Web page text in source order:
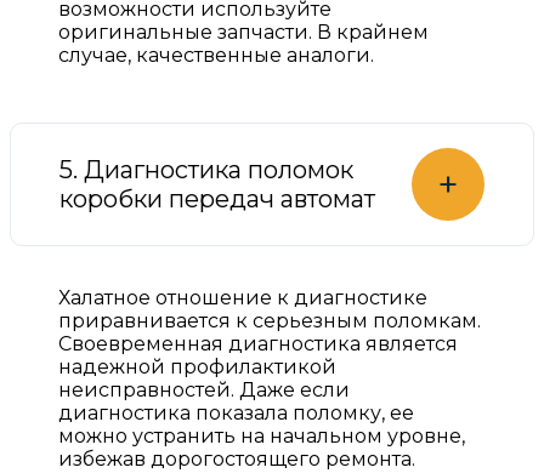
возможности используйте
оригинальные запчасти. В крайнем
случае, качественные аналоги.
5. Диагностика поломок
коробки передач автомат
+
Халатное отношение к диагностике
приравнивается к серьезным поломкам.
Своевременная диагностика является
надежной профилактикой
неисправностей. Даже если
диагностика показала поломку, ее
можно устранить на начальном уровне,
избежав дорогостоящего ремонта.